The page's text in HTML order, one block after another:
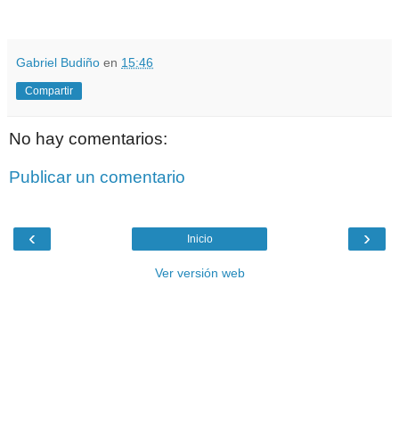
Gabriel Budiño en 15:46
Compartir
No hay comentarios:
Publicar un comentario
‹ ›
Inicio
Ver versión web